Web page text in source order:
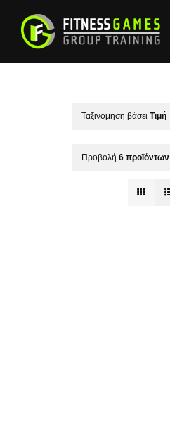
περιεχόμενο
Ταξινόμηση βάσει Τιμή
Προβολή 6 προϊόντων